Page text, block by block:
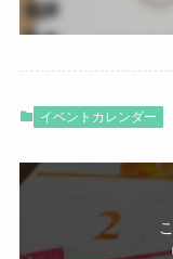
イベントカレンダー